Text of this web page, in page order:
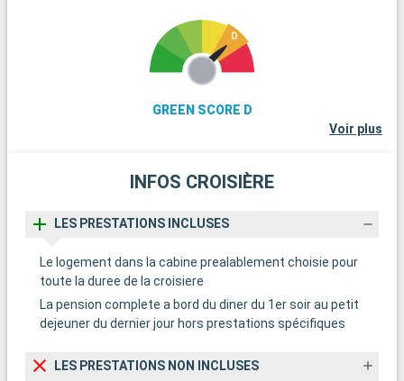
GREEN SCORE D
Voir plus
INFOS CROISIÈRE
LES PRESTATIONS INCLUSES
Le logement dans la cabine prealablement choisie pour
toute la duree de la croisiere
La pension complete a bord du diner du 1er soir au petit
dejeuner du dernier jour hors prestations spécifiques
LES PRESTATIONS NON INCLUSES